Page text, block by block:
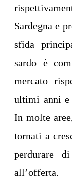
Sardegna e
sfida
sardo è
mercato
ultimi anni e
In molte
tornati a
perdurare
all’offerta.